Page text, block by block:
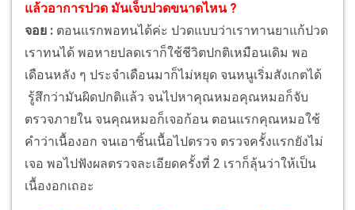
แล้วอาการปวด มันเจ็บปวดขนาดไหน ?
จอย : ตอนแรกพอทนได้ค่ะ ปวดแบบว่าเราทานยาแก้ปวด
เราทนได้ พอหายปลดเราก็ใช้ชีวิตปกติเหมือนเดิม พอ
เดือนหลัง ๆ ประจำเดือนมาก็ไม่หยุด จนหนูเริ่มสังเกตได้
รู้สึกว่ามันผิดปกติแล้ว จนไปหาคุณหมอคุณหมอก็จับ
ตรวจภายใน จนคุณหมอก็เจอก้อน ตอนแรกคุณหมอใช้
คำว่าเนื้องอก จนเอาชิ้นเนื้อไปตรวจ ตรวจครั้งแรกยังไม่
เจอ พอไปฟังผลตรวจละเอียดครั้งที่ 2 เราก็ลุ้นว่าให้เป็น
เนื้องอกเถอะ